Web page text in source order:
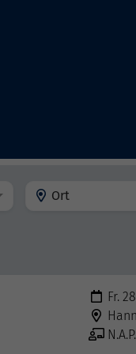
Ort
Fr.